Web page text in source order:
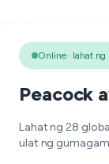
Online · lahat
Peacock
Lahat ng 28
ulat ng